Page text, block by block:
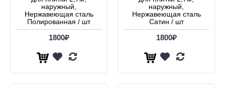
наружный,
Нержавеющая сталь
Полированная / шт
1800₽
наружный,
Нержавеющая сталь
Сатин / шт
1800₽